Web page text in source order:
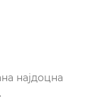
најдоцна